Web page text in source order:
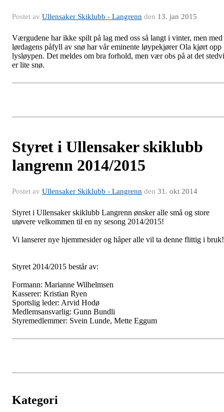
Postet av Ullensaker Skiklubb - Langrenn den 13. jan 2015
Værgudene har ikke spilt på lag med oss så langt i vinter, men med
lørdagens påfyll av snø har vår eminente løypekjører Ola kjørt opp
lysløypen. Det meldes om bra forhold, men vær obs på at det
er lite snø.
Styret i Ullensaker skiklubb
langrenn 2014/2015
Postet av Ullensaker Skiklubb - Langrenn den 31. okt 2014
Styret i Ullensaker skiklubb Langrenn ønsker alle små og store
utøvere velkommen til en ny sesong 2014/2015!
Vi lanserer nye hjemmesider og håper alle vil ta denne flittig i bruk!
Styret 2014/2015 består av:
Formann: Marianne Wilhelmsen
Kasserer: Kristian Ryen
Sportslig leder: Arvid Hodø
Medlemsansvarlig: Gunn Bundli
Styremedlemmer: Svein Lunde, Mette Eggum
Kategori